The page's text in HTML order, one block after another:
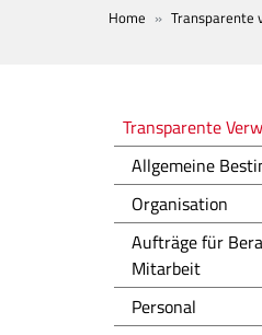
Home Transparente
Transparente
Allgemeine
Organisation
Aufträge für
Mitarbeit
Personal